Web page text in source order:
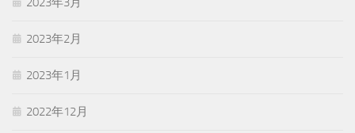
2023年2月
2023年1月
2022年12月